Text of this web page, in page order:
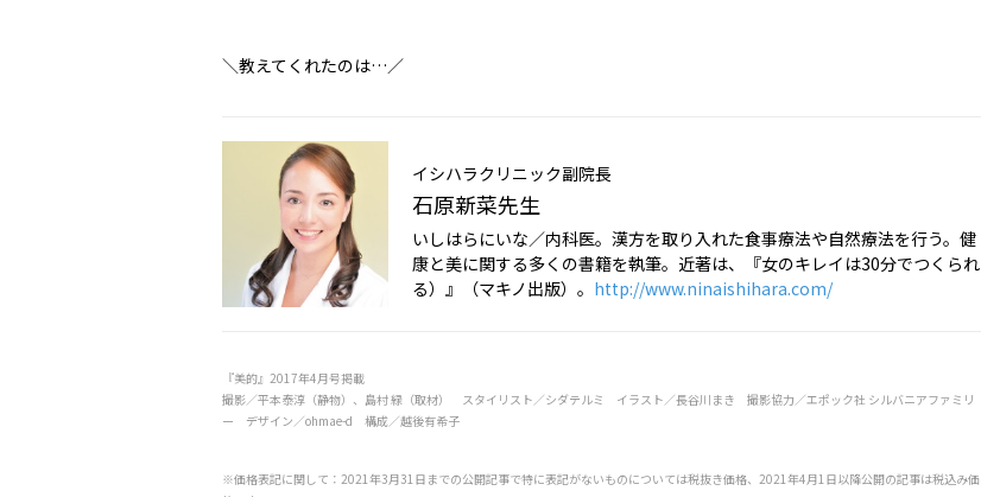
＼教えてくれたのは…／
イシハラクリニック副院長
石原新菜先生
いしはらにいな／内科医。漢方を取り入れた食事療法や自然療法を行う。健
康と美に関する多くの書籍を執筆。近著は、『女のキレイは30分でつくられ
る）』（マキノ出版）。 http://www.ninaishihara.com/
『美的』2017年4月号掲載
撮影／平本泰淳（静物）、島村 緑（取材） スタイリスト／シダテルミ イラスト／長谷川まき 撮影協力／エポック社 シルバニアファミリ
ー デザイン／ohmae-d 構成／越後有希子
※価格表記に関して：2021年3月31日までの公開記事で特に表記がないものについては税抜き価格、2021年4月1日以降公開の記事は税込み価